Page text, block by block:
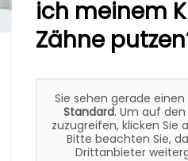
ich meinem
Zähne
Sie sehen gerade
Standard. Um auf
zuzugreifen, klicken Sie
Bitte beachten Sie,
Drittanbieter